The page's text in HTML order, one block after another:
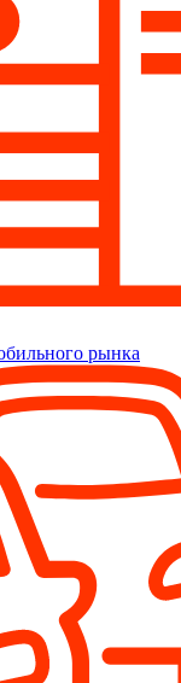
рынка